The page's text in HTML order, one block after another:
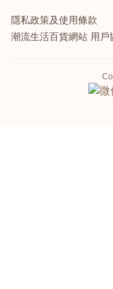
隱私政策及使用條款
潮流生活百貨網站 用戶